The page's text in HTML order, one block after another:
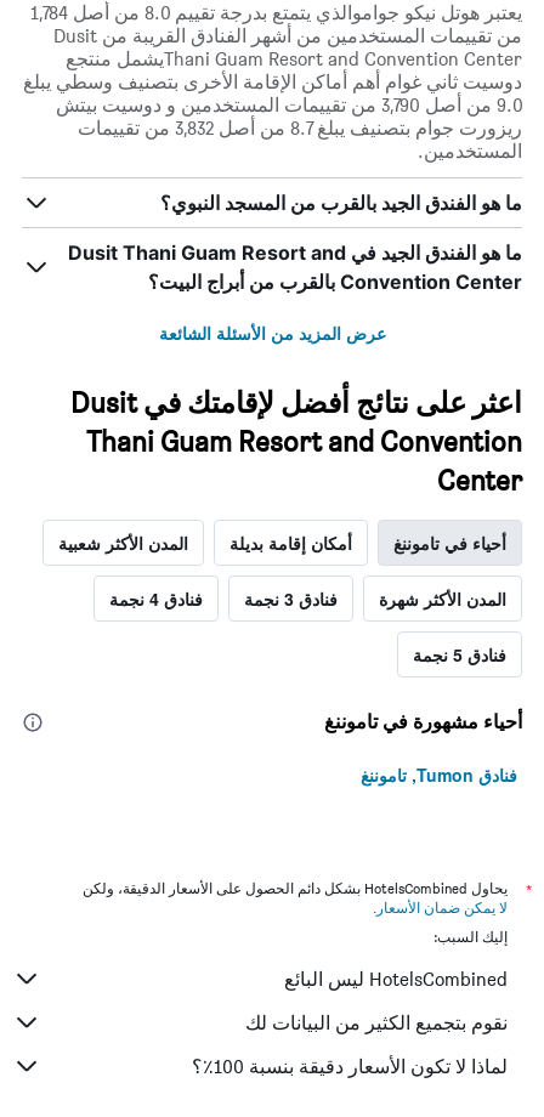
يعتبر هوتل نيكو جواموالذي يتمتع بدرجة تقييم 8.0 من أصل 1,784
من تقييمات المستخدمين من أشهر الفنادق القريبة من Dusit
Thani Guam Resort and Convention Centerيشمل منتجع
دوسيت ثاني غوام أهم أماكن الإقامة الأخرى بتصنيف وسطي يبلغ
9.0 من أصل 3,790 من تقييمات المستخدمين و دوسيت بيتش
ريزورت جوام بتصنيف يبلغ 8.7 من أصل 3,832 من تقييمات
المستخدمين.
ما هو الفندق الجيد بالقرب من المسجد النبوي؟
ما هو الفندق الجيد في Dusit Thani Guam Resort and
Convention Center بالقرب من أبراج البيت؟
عرض المزيد من الأسئلة الشائعة
اعثر على نتائج أفضل لإقامتك في Dusit
Thani Guam Resort and Convention
Center
أحياء في تاموننغ أمكان إقامة بديلة المدن الأكثر شعبية
المدن الأكثر شهرة فنادق 3 نجمة فنادق 4 نجمة
فنادق 5 نجمة
أحياء مشهورة في تاموننغ
فنادق Tumon, تاموننغ
*
يحاول HotelsCombined بشكل دائم الحصول على الأسعار الدقيقة، ولكن
لا يمكن ضمان الأسعار .
إليك السبب:
HotelsCombined ليس البائع
نقوم بتجميع الكثير من البيانات لك
لماذا لا تكون الأسعار دقيقة بنسبة 100٪؟